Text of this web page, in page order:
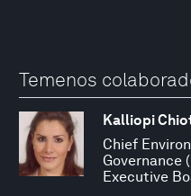
Temenos
Kalliopi
Chief
Governance
Executive